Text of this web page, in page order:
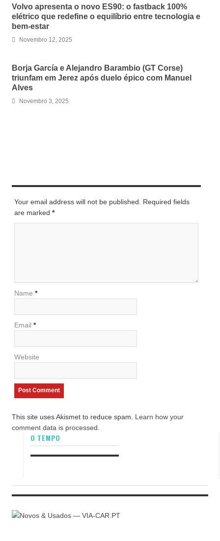
Volvo apresenta o novo ES90: o fastback 100%
elétrico que redefine o equilíbrio entre tecnologia e
bem-estar
Novembro 12, 2025
Borja García e Alejandro Barambio (GT Corse)
triunfam em Jerez após duelo épico com Manuel
Alves
Novembro 3, 2025
Your email address will not be published. Required fields
are marked *
Name *
Email *
Website
This site uses Akismet to reduce spam. Learn how your
comment data is processed.
O TEMPO